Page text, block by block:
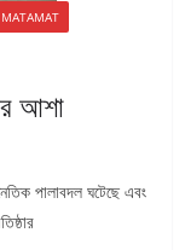
আশা
পালাবদল ঘটেছে এবং